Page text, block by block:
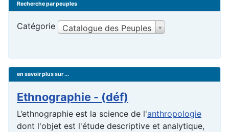
Recherche par peuples
Catégorie Catalogue des Peuples
en savoir plus sur ...
Ethnographie - (déf)
L’ethnographie est la science de l'anthropologie
dont l'objet est l'étude descriptive et analytique,